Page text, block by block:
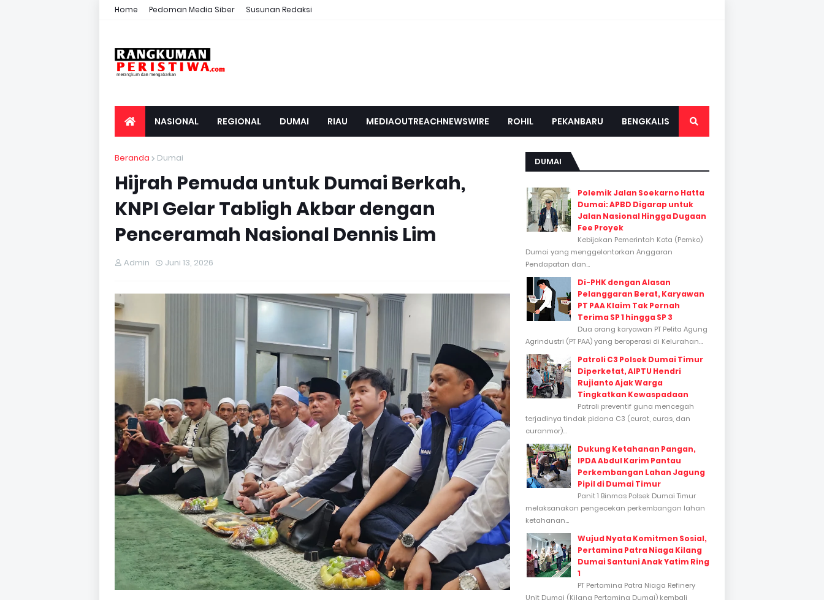
Home Pedoman Media Siber Susunan Redaksi
NASIONAL REGIONAL DUMAI RIAU MEDIAOUTREACHNEWSWIRE ROHIL PEKANBARU BENGKALIS
Beranda Dumai
Hijrah Pemuda untuk Dumai Berkah,
KNPI Gelar Tabligh Akbar dengan
Penceramah Nasional Dennis Lim
Admin Juni 13, 2026
DUMAI
Polemik Jalan Soekarno Hatta
Dumai: APBD Digarap untuk
Jalan Nasional Hingga Dugaan
Fee Proyek
Kebijakan Pemerintah Kota (Pemko)
Dumai yang menggelontorkan Anggaran
Pendapatan dan...
Di-PHK dengan Alasan
Pelanggaran Berat, Karyawan
PT PAA Klaim Tak Pernah
Terima SP 1 hingga SP 3
Dua orang karyawan PT Pelita Agung
Agrindustri (PT PAA) yang beroperasi di Kelurahan...
Patroli C3 Polsek Dumai Timur
Diperketat, AIPTU Hendri
Rujianto Ajak Warga
Tingkatkan Kewaspadaan
Patroli preventif guna mencegah
terjadinya tindak pidana C3 (curat, curas, dan
curanmor)...
Dukung Ketahanan Pangan,
IPDA Abdul Karim Pantau
Perkembangan Lahan Jagung
Pipil di Dumai Timur
Panit 1 Binmas Polsek Dumai Timur
melaksanakan pengecekan perkembangan lahan
ketahanan...
Wujud Nyata Komitmen Sosial,
Pertamina Patra Niaga Kilang
Dumai Santuni Anak Yatim Ring
1
PT Pertamina Patra Niaga Refinery
Unit Dumai (Kilang Pertamina Dumai) kembali